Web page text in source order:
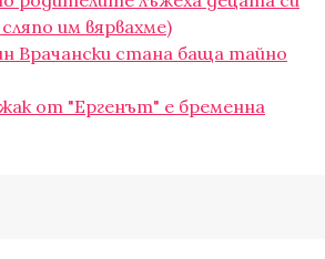
им вярвахме)
Врачански стана баща тайно
от "Ергенът" е бременна